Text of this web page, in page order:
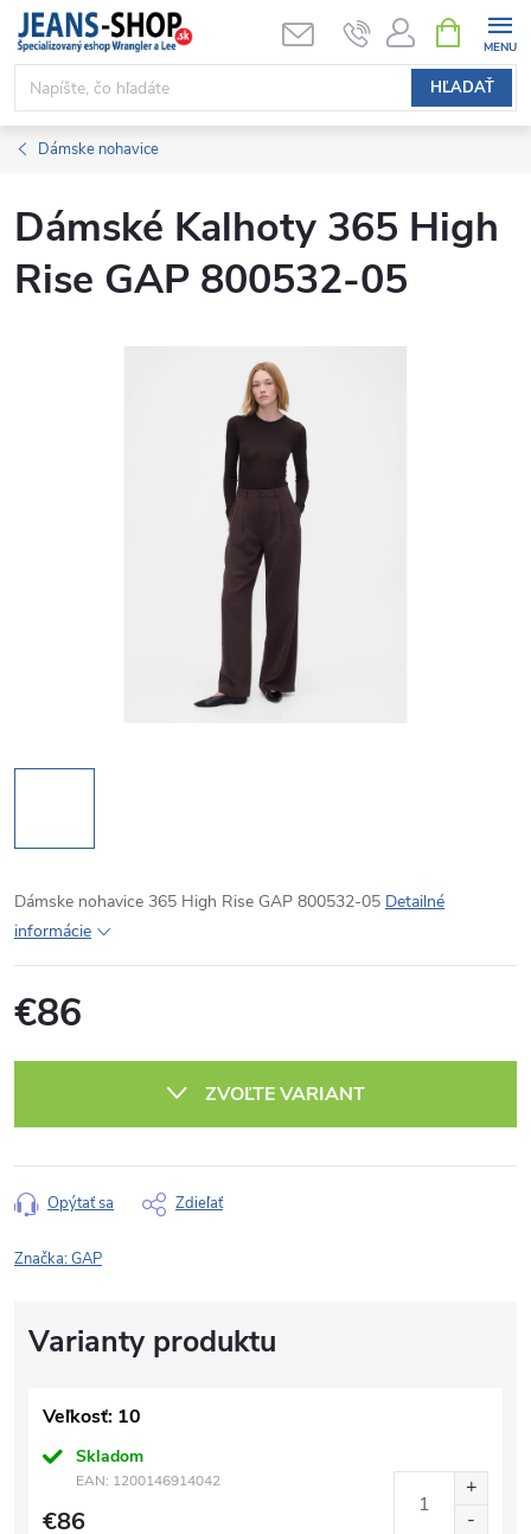
Prejsť
obsah
HĽADAŤ
KOŠÍK
Dámske nohavice
Dámské Kalhoty 365 High
Rise GAP 800532-05
Dámske nohavice 365 High Rise GAP 800532-05 Detailné
informácie
€86
ZVOĽTE VARIANT
Opýtať sa Zdieľať
Značka:GAP
Veľkosť: 10
Skladom
EAN: 1200146914042
€86